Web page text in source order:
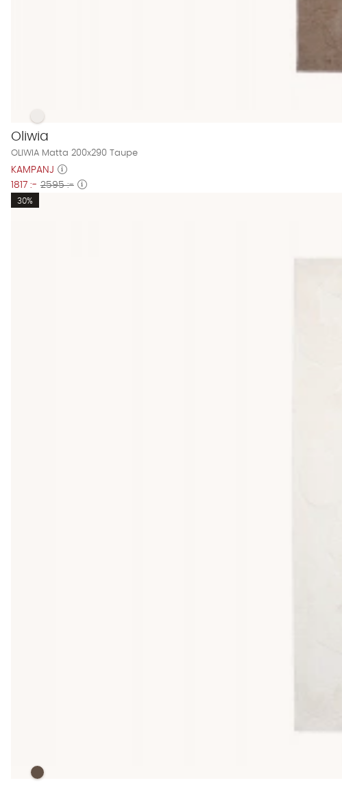
OLIWIA Matta 200x290 Taupe Finns även i dessa färger:
OLIWIA Matta 200x290 Taupe
Oliwia
OLIWIA Matta 200x290 Taupe
KAMPANJ
1817 :- 2595 :-
30%
OLIWIA Matta 200x290 Offwhite Finns även i dessa färger:
OLIWIA Matta 200x290 Offwhite